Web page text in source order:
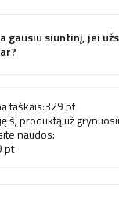
gausiu siuntinį, jei
taškais:329pt
šį produktą už
naudos:
pt